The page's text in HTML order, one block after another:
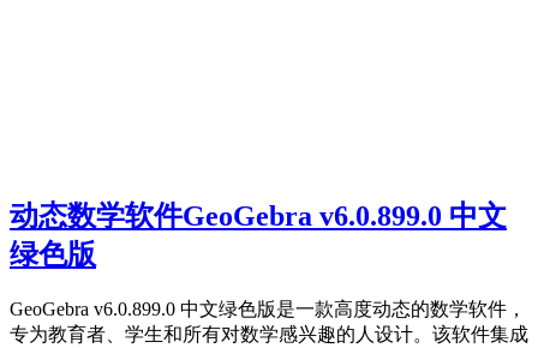
动态数学软件GeoGebra v6.0.899.0 中文
绿色版
GeoGebra v6.0.899.0 中文绿色版是一款高度动态的数学软件，
专为教育者、学生和所有对数学感兴趣的人设计。该软件集成